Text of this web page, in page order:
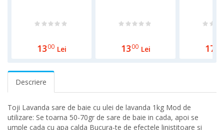
1300 Lei 1300 Lei 17
Descriere
Toji Lavanda sare de baie cu ulei de lavanda 1kg Mod de
utilizare: Se toarna 50-70gr de sare de baie in cada, apoi se
umple cada cu apa calda Bucura-te de efectele linistitoare si